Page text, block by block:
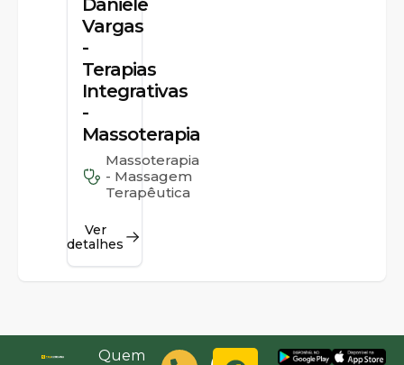
Daniele
Vargas
-
Terapias
Integrativas
-
Massoterapia
Massoterapia
- Massagem
Terapêutica
Ver
detalhes
Quem